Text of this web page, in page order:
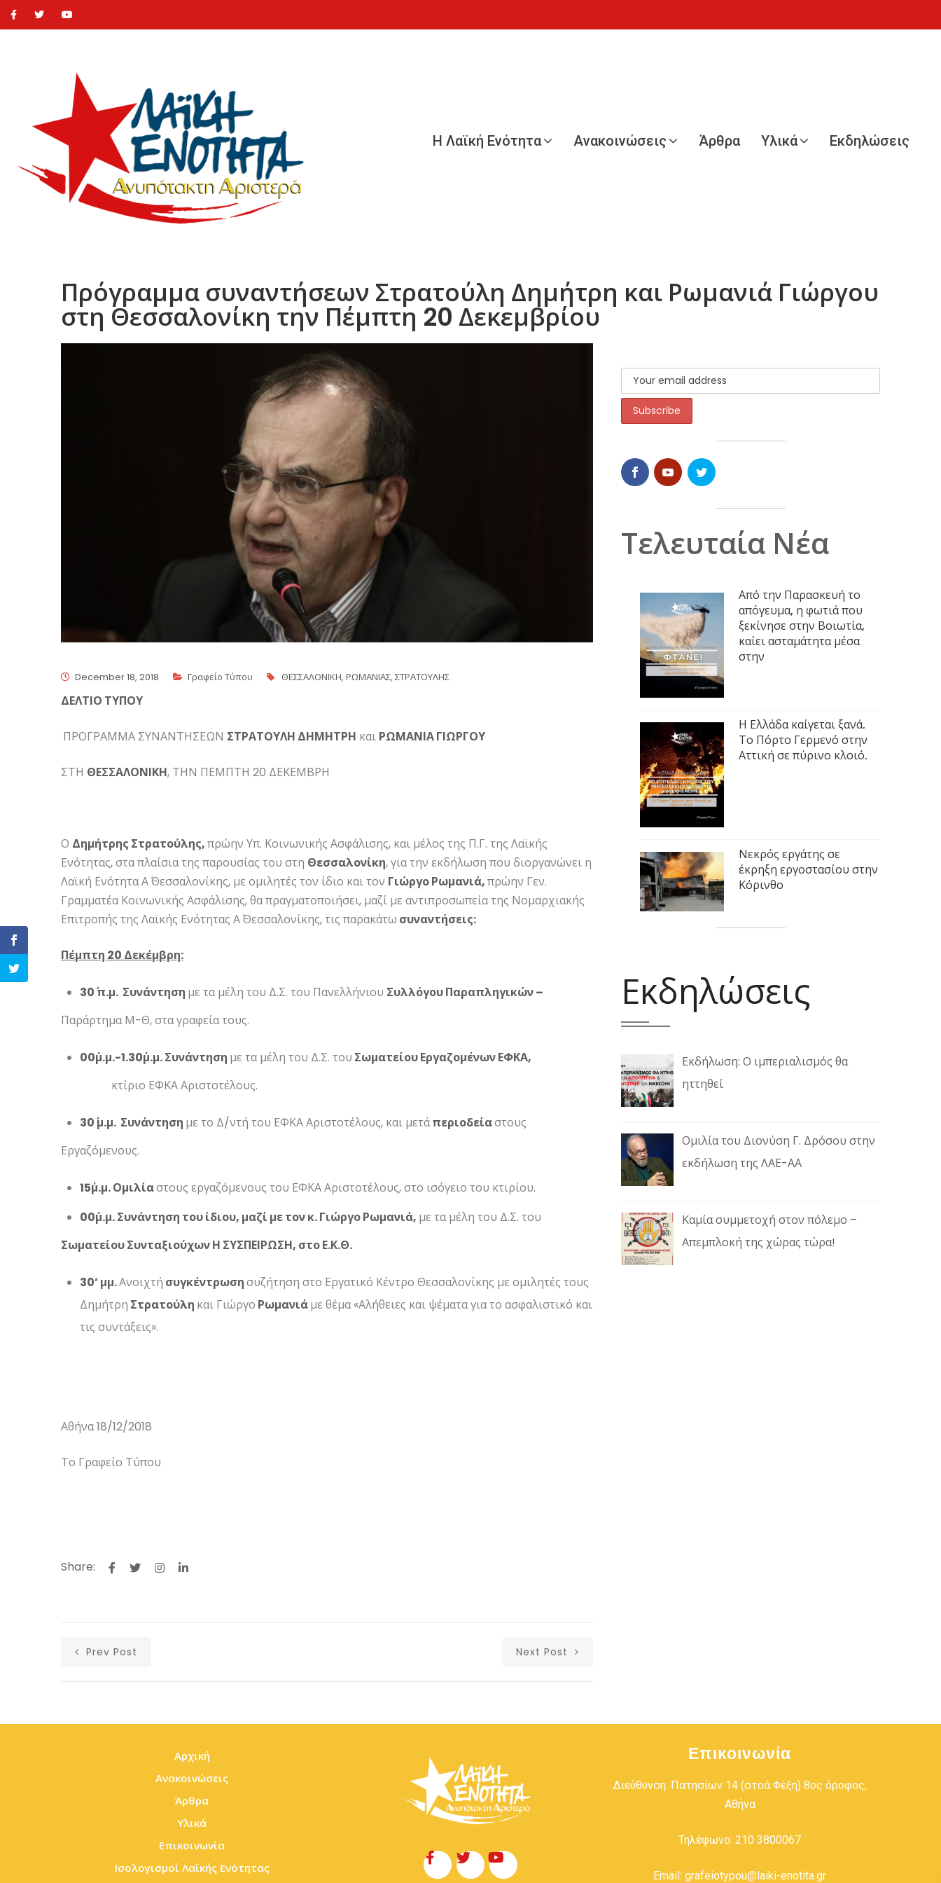
Η Λαϊκή Ενότητα Ανακοινώσεις Άρθρα Υλικά Εκδηλώσεις
Πρόγραμμα συναντήσεων Στρατούλη Δημήτρη και Ρωμανιά Γιώργου
στη Θεσσαλονίκη την Πέμπτη 20 Δεκεμβρίου
December 18, 2018 Γραφείο Τύπου ΘΕΣΣΑΛΟΝΙΚΗ, ΡΩΜΑΝΙΑΣ, ΣΤΡΑΤΟΥΛΗΣ
ΔΕΛΤΙΟ ΤΥΠΟΥ
ΠΡΟΓΡΑΜΜΑ ΣΥΝΑΝΤΗΣΕΩΝ ΣΤΡΑΤΟΥΛΗ ΔΗΜΗΤΡΗ και ΡΩΜΑΝΙΑ ΓΙΩΡΓΟΥ
ΣΤΗ ΘΕΣΣΑΛΟΝΙΚΗ, ΤΗΝ ΠΕΜΠΤΗ 20 ΔΕΚΕΜΒΡΗ
Ο Δημήτρης Στρατούλης,πρώην Υπ. Κοινωνικής Ασφάλισης, και μέλος της Π.Γ. της Λαϊκής
Ενότητας, στα πλαίσια της παρουσίας του στη Θεσσαλονίκη, για την εκδήλωση που διοργανώνει η
Λαϊκή Ενότητα Α΄ Θεσσαλονίκης, με ομιλητές τον ίδιο και τον Γιώργο Ρωμανιά,πρώην Γεν.
Γραμματέα Κοινωνικής Ασφάλισης, θα πραγματοποιήσει, μαζί με αντιπροσωπεία της Νομαρχιακής
Επιτροπής της Λαϊκής Ενότητας Α΄ Θεσσαλονίκης, τις παρακάτω συναντήσεις:
Πέμπτη 20 Δεκέμβρη:
30΄ π.μ. Συνάντηση με τα μέλη του Δ.Σ. του Πανελλήνιου Συλλόγου Παραπληγικών –
Παράρτημα Μ-Θ, στα γραφεία τους.
00΄μ.μ.-1.30΄μ.μ. Συνάντηση με τα μέλη του Δ.Σ. του Σωματείου Εργαζομένων ΕΦΚΑ,
κτίριο ΕΦΚΑ Αριστοτέλους.
30΄ μ.μ. Συνάντηση με το Δ/ντή του ΕΦΚΑ Αριστοτέλους, και μετάπεριοδείαστους
Εργαζόμενους.
15΄μ.μ. Ομιλίαστους εργαζόμενους του ΕΦΚΑ Αριστοτέλους, στο ισόγειο του κτιρίου.
00΄μ.μ. Συνάντηση του ίδιου, μαζί με τον κ. Γιώργο Ρωμανιά, με τα μέλη του Δ.Σ. του
Σωματείου Συνταξιούχων Η ΣΥΣΠΕΙΡΩΣΗ, στο Ε.Κ.Θ.
30’ μμ.Ανοιχτή συγκέντρωσησυζήτηση στο Εργατικό Κέντρο Θεσσαλονίκης με ομιλητές τους
Δημήτρη Στρατούλη και Γιώργο Ρωμανιάμε θέμα «Αλήθειες και ψέματα για το ασφαλιστικό και
τις συντάξεις».
Αθήνα 18/12/2018
Το Γραφείο Τύπου
Share:
Prev Post Next Post
Τελευταία Νέα
Από την Παρασκευή το
απόγευμα, η φωτιά που
ξεκίνησε στην Βοιωτία,
καίει ασταμάτητα μέσα
στην
Η Ελλάδα καίγεται ξανά.
Το Πόρτο Γερμενό στην
Αττική σε πύρινο κλοιό.
Νεκρός εργάτης σε
έκρηξη εργοστασίου στην
Κόρινθο
Εκδηλώσεις
Εκδήλωση: Ο ιμπεριαλισμός θα
ηττηθεί
Ομιλία του Διονύση Γ. Δρόσου στην
εκδήλωση της ΛΑΕ-ΑΑ
Καμία συμμετοχή στον πόλεμο –
Απεμπλοκή της χώρας τώρα!
Αρχική
Ανακοινώσεις
Άρθρα
Υλικά
Επικοινωνία
Ισολογισμοί Λαϊκής Ενότητας
Επικοινωνία
Διεύθυνση: Πατησίων 14 (στοά Φέξη) 8ος όροφος,
Αθήνα
Τηλέφωνο: 210 3800067
Email: grafeiotypou@laiki-enotita.gr